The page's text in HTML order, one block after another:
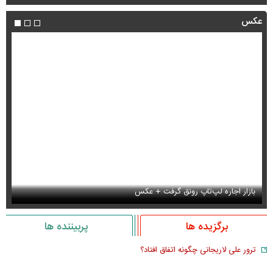
عکس
بازار اجاره لپ‌تاپ رونق گرفت + عکس
برگزیده ها پربیننده ها
ترور علی لاریجانی چگونه اتفاق افتاد؟